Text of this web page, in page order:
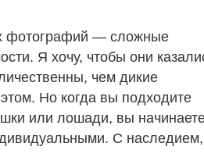
фотографий — сложные
Я хочу, чтобы они
чем дикие
Но когда вы подходите
или лошади, вы
С наследием,